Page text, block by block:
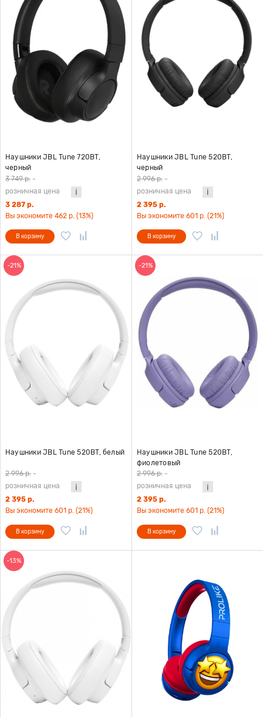
Наушники JBL Tune 720BT,
черный
3 749 р. -
розничная цена
3 287 р.
Вы экономите 462 р. (13%)
В корзину
Наушники JBL Tune 520BT,
черный
2 996 р. -
розничная цена
2 395 р.
Вы экономите 601 р. (21%)
В корзину
-21%
Наушники JBL Tune 520BT, белый
2 996 р. -
розничная цена
2 395 р.
Вы экономите 601 р. (21%)
В корзину
-21%
Наушники JBL Tune 520BT,
фиолетовый
2 996 р. -
розничная цена
2 395 р.
Вы экономите 601 р. (21%)
В корзину
-13%